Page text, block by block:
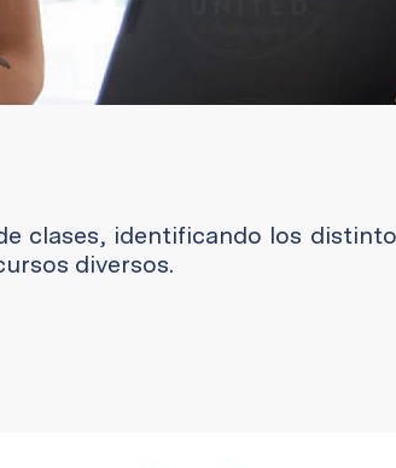
clases, identificando los
diversos.